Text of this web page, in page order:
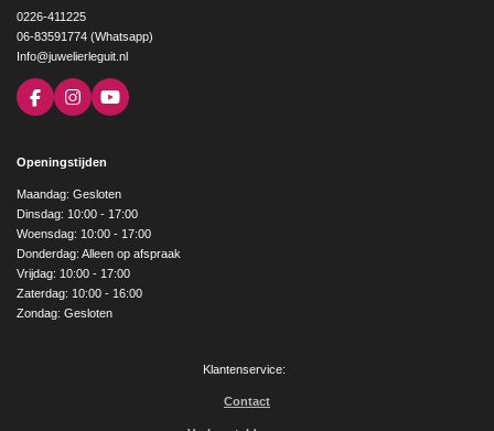
0226-411225
06-83591774 (Whatsapp)
Info@juwelierleguit.nl
F
a
b
o
k
I
n
a
g
r
a
m
Y
o
e
Openingstijden
Maandag: Gesloten
Dinsdag: 10:00 - 17:00
Woensdag: 10:00 - 17:00
Donderdag: Alleen op afspraak
Vrijdag: 10:00 - 17:00
Zaterdag: 10:00 - 16:00
Zondag: Gesloten
Klantenservice:
Contact